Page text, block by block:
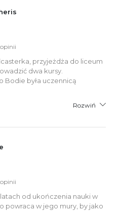
przyjeżdża do liceum
dwa kursy.
Bodie była uczennicą
Rozwiń
od ukończenia nauki w
powraca w jego mury, by jako